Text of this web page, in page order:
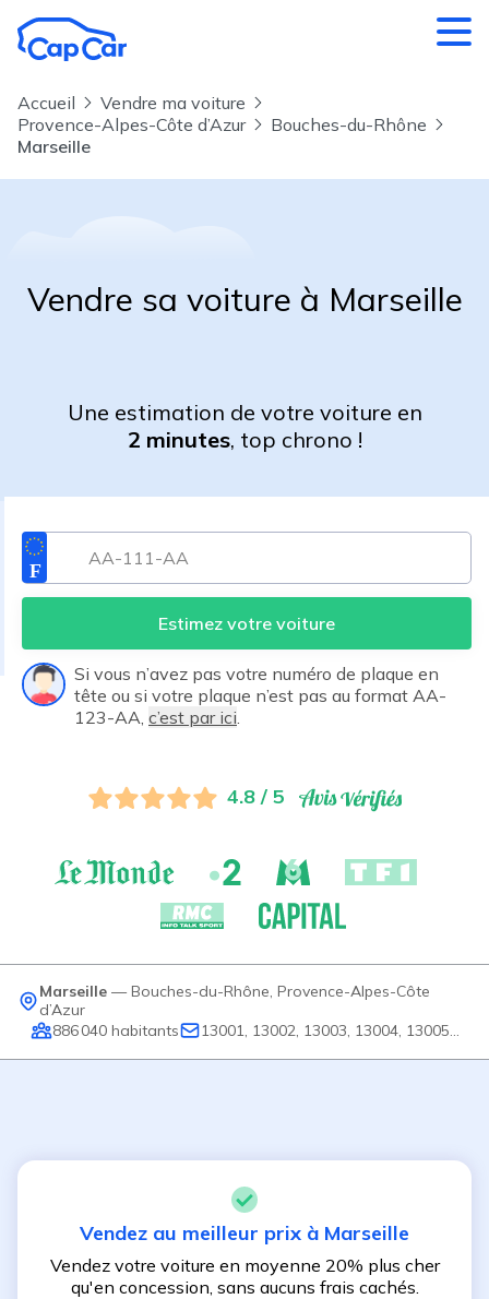
Accueil
Vendre ma voiture
Provence-Alpes-Côte d’Azur
Bouches-du-Rhône
Marseille
Vendre sa voiture à Marseille
Une estimation de votre voiture en
2 minutes, top chrono !
Estimez votre voiture
Si vous n’avez pas votre numéro de plaque en
tête ou si votre plaque n’est pas au format AA-
123-AA, c’est par ici
4.8 / 5
Marseille — Bouches-du-Rhône, Provence-Alpes-Côte
d’Azur
886 040habitants 13001, 13002, 13003, 13004, 13005
Vendez au meilleur prix à Marseille
Vendez votre voiture en moyenne 20% plus cher
qu'en concession, sans aucuns frais cachés.